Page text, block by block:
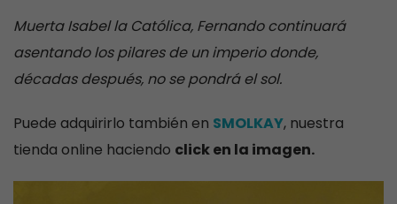
Muerta Isabel la Católica, Fernando continuará
asentando los pilares de un imperio donde,
décadas después, no se pondrá el sol.
Puede adquirirlo también en SMOLKAY, nuestra
tienda online haciendo click en la imagen.